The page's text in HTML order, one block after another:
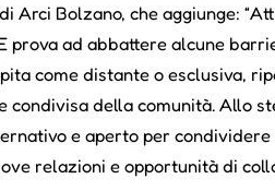
Arci Bolzano, che aggiunge:
prova ad abbattere alcune
come distante o esclusiva,
condivisa della comunità. Allo
e aperto per
relazioni e opportunità di